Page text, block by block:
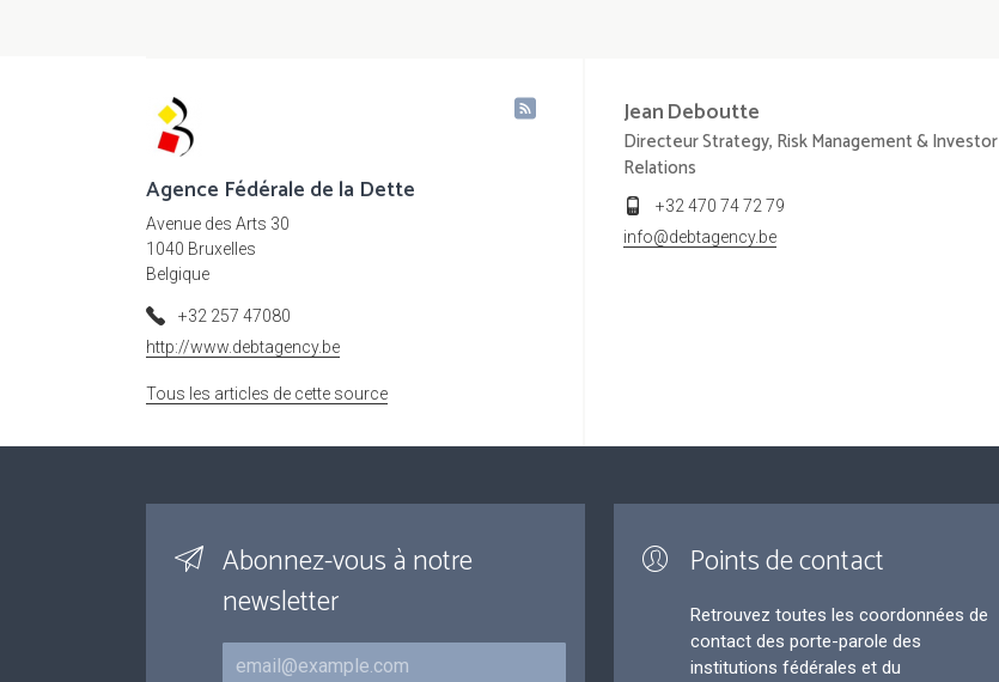
Agence Fédérale de la Dette
Avenue des Arts 30
1040 Bruxelles
Belgique
+32 257 47080
http://www.debtagency.be
Tous les articles de cette source
JeanDeboutte
Directeur Strategy, Risk Management & Investor
Relations
+32 470 74 72 79
info@debtagency.be
Abonnez-vous à notre
newsletter
Courriel
Points de contact
Retrouvez toutes les coordonnées de
contact des porte-parole des
institutions fédérales et du